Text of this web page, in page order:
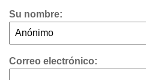
Su nombre:
Correo electrónico: